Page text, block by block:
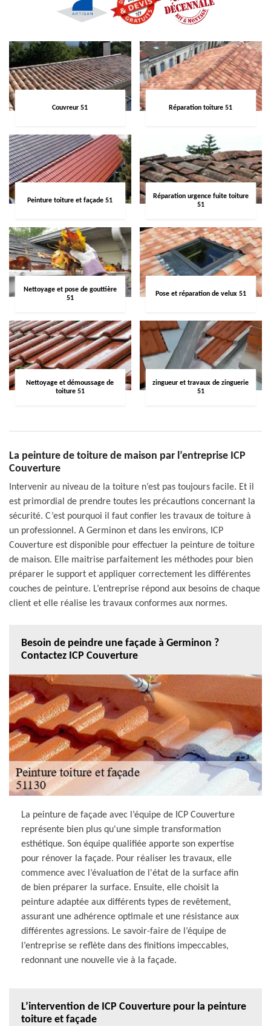
Couvreur 51 Réparation toiture 51
Peinture toiture et façade 51
Réparation urgence fuite toiture
51
Nettoyage et pose de gouttière
51
Pose et réparation de velux 51
Nettoyage et démoussage de
toiture 51
zingueur et travaux de zinguerie
51
La peinture de toiture de maison par l’entreprise ICP
Couverture
Intervenir au niveau de la toiture n’est pas toujours facile. Et il
est primordial de prendre toutes les précautions concernant la
sécurité. C’est pourquoi il faut confier les travaux de toiture à
un professionnel. A Germinon et dans les environs, ICP
Couverture est disponible pour effectuer la peinture de toiture
de maison. Elle maitrise parfaitement les méthodes pour bien
préparer le support et appliquer correctement les différentes
couches de peinture. L’entreprise répond aux besoins de chaque
client et elle réalise les travaux conformes aux normes.
Besoin de peindre une façade à Germinon ?
Contactez ICP Couverture
La peinture de façade avec l’équipe de ICP Couverture
représente bien plus qu'une simple transformation
esthétique. Son équipe qualifiée apporte son expertise
pour rénover la façade. Pour réaliser les travaux, elle
commence avec l’évaluation de l'état de la surface afin
de bien préparer la surface. Ensuite, elle choisit la
peinture adaptée aux différents types de revêtement,
assurant une adhérence optimale et une résistance aux
différentes agressions. Le savoir-faire de l’équipe de
l’entreprise se reflète dans des finitions impeccables,
redonnant une nouvelle vie à la façade.
L’intervention de ICP Couverture pour la peinture
toiture et façade